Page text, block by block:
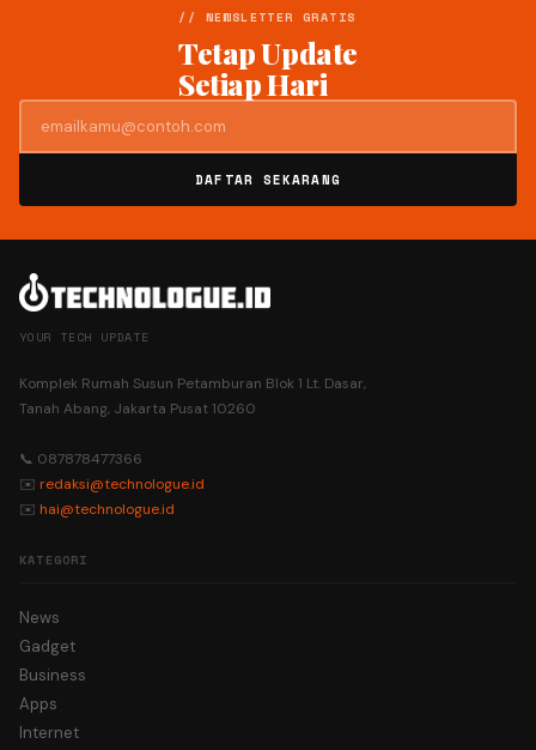
// NEWSLETTER GRATIS
Tetap Update
Setiap Hari
DAFTAR SEKARANG
YOUR TECH UPDATE
Komplek Rumah Susun Petamburan Blok 1 Lt. Dasar,
Tanah Abang, Jakarta Pusat 10260
📞 087878477366
✉️ redaksi@technologue.id
✉️ hai@technologue.id
KATEGORI
News
Gadget
Business
Apps
Internet